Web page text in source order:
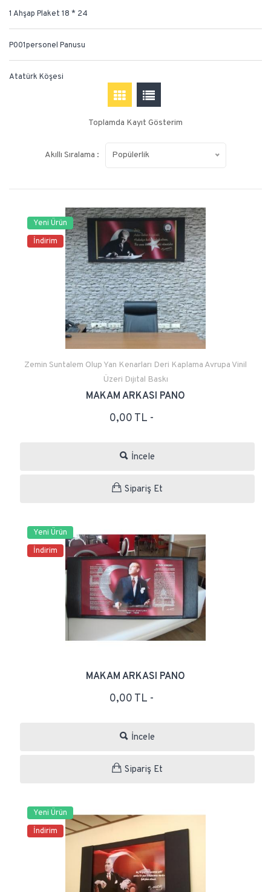
1 Ahşap Plaket 18 * 24
P001personel Panusu
Atatürk Köşesi
Toplamda Kayıt Gösterim
Akıllı Sıralama : Popülerlik
Yeni Ürün
İndirim
Zemin Suntalem Olup Yan Kenarları Deri Kaplama Avrupa Vinil
Üzeri Dıjıtal Baskı
MAKAM ARKASI PANO
0,00 TL -
İncele
Sipariş Et
Yeni Ürün
İndirim
MAKAM ARKASI PANO
0,00 TL -
İncele
Sipariş Et
Yeni Ürün
İndirim